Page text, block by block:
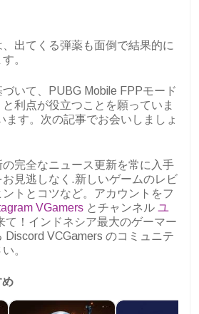
出てくる弾薬も面倒で結果的に
。
づいて、PUBG Mobile FPPモード
利点が役立つことを願っていま
ます。次の記事でお会いしましょ
完全なニュース更新を常に入手
見逃しなく.新しいゲームのレビ
トとコツなど。アカウントをフ
VGamers とチャンネル ユ
て！インドネシア最大のゲーマー
Discord VCGamers のコミュニテ
。
め